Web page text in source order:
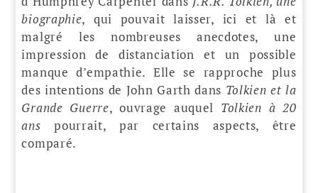
biographie, qui pouvait laisser, ici et là et
malgré les nombreuses anecdotes, une
impression de distanciation et un possible
manque d’empathie. Elle se rapproche plus
des intentions de John Garth dans Tolkien et la
Grande Guerre, ouvrage auquel Tolkien à 20
ans pourrait, par certains aspects, être
comparé.